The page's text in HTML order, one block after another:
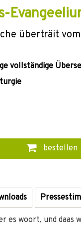
überträit
vollständige
bestellen
es woort, und